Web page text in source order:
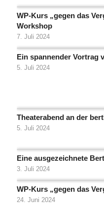
WP-Kurs „gegen das
Workshop
7. Juli 2024
Ein spannender Vortrag
5. Juli 2024
Theaterabend an der
5. Juli 2024
Eine ausgezeichnete
3. Juli 2024
WP-Kurs „gegen das
24. Juni 2024